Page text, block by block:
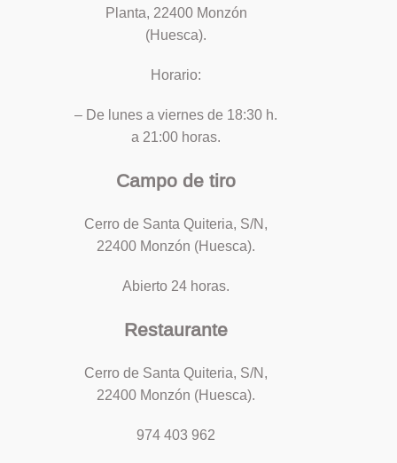
Planta, 22400 Monzón
(Huesca).
Horario:
– De lunes a viernes de 18:30 h.
a 21:00 horas.
Campo de tiro
Cerro de Santa Quiteria, S/N,
22400 Monzón (Huesca).
Abierto 24 horas.
Restaurante
Cerro de Santa Quiteria, S/N,
22400 Monzón (Huesca).
974 403 962